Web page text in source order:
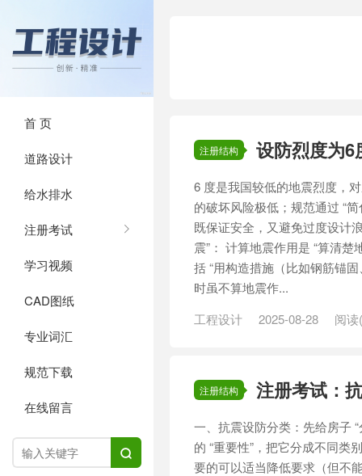
首 页
道路设计
给水排水
注册考试
学习视频
CAD图纸
专业词汇
规范下载
在线留言

注册结构 设防烈度为6
6 度是我国较低的地震烈度，
的破坏风险极低；规范通过 “
既保证安全，又避免过度设计
震”： 计算地震作用是 “算清楚
括 “用构造措施（比如钢筋锚
时虽不算地震作...
工程设计
2025-08-28 阅读
注册结构 注册考试：
一、抗震设防分类：先给房子
的 “重要性”，把它分成不同类
要的可以适当降低要求（但不